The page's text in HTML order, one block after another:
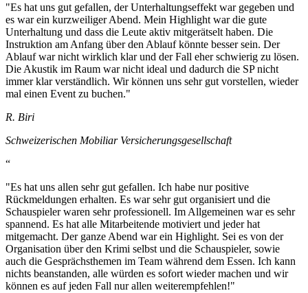
"Es hat uns gut gefallen, der Unterhaltungseffekt war gegeben und
es war ein kurzweiliger Abend. Mein Highlight war die gute
Unterhaltung und dass die Leute aktiv mitgerätselt haben. Die
Instruktion am Anfang über den Ablauf könnte besser sein. Der
Ablauf war nicht wirklich klar und der Fall eher schwierig zu lösen.
Die Akustik im Raum war nicht ideal und dadurch die SP nicht
immer klar verständlich. Wir können uns sehr gut vorstellen, wieder
mal einen Event zu buchen."
R. Biri
Schweizerischen Mobiliar Versicherungsgesellschaft
“
"Es hat uns allen sehr gut gefallen. Ich habe nur positive
Rückmeldungen erhalten. Es war sehr gut organisiert und die
Schauspieler waren sehr professionell. Im Allgemeinen war es sehr
spannend. Es hat alle Mitarbeitende motiviert und jeder hat
mitgemacht. Der ganze Abend war ein Highlight. Sei es von der
Organisation über den Krimi selbst und die Schauspieler, sowie
auch die Gesprächsthemen im Team während dem Essen. Ich kann
nichts beanstanden, alle würden es sofort wieder machen und wir
können es auf jeden Fall nur allen weiterempfehlen!"